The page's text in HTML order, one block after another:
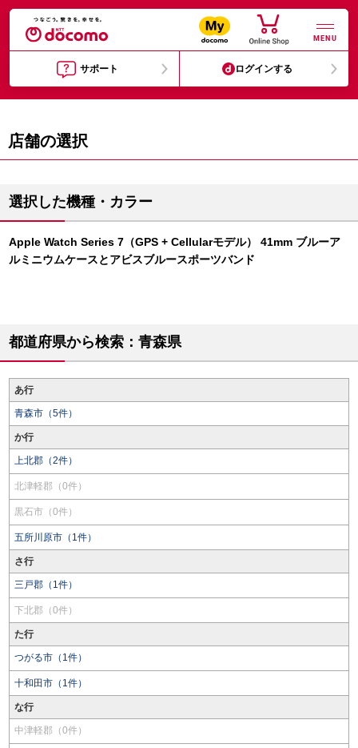
MENU
サポート ログインする
店舗の選択
選択した機種・カラー
Apple Watch Series 7（GPS + Cellularモデル） 41mm ブルーア
ルミニウムケースとアビスブルースポーツバンド
都道府県から検索：青森県
あ行
青森市（5件）
か行
上北郡（2件）
北津軽郡（0件）
黒石市（0件）
五所川原市（1件）
さ行
三戸郡（1件）
下北郡（0件）
た行
つがる市（1件）
十和田市（1件）
な行
中津軽郡（0件）